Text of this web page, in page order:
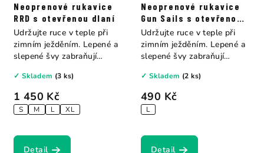
Neoprenové rukavice
RRD s otevřenou dlaní
1 450 Kč
S M L XL
✓ Skladem (3 ks)
Detail
Udržujte ruce v teple při
zimním ježděním. Lepené a
slepené švy zabraňují
Neoprenové rukavice
Gun Sails s otevřenou
dlaní
490 Kč
L
✓ Skladem (2 ks)
Detail
Udržujte ruce v teple při
zimním ježděním. Lepené a
slepené švy zabraňují